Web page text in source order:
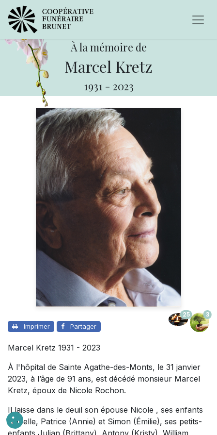
À la mémoire de
Marcel Kretz
1931 - 2023
Imprimer Partager
25 3
Marcel Kretz 1931 - 2023
À l'hôpital de Sainte Agathe-des-Monts, le 31 janvier
2023, à l’âge de 91 ans, est décédé monsieur Marcel
Kretz, époux de Nicole Rochon.
Il laisse dans le deuil son épouse Nicole , ses enfants
Isabelle, Patrice (Annie) et Simon (Émilie), ses petits-